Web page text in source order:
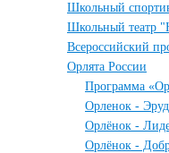
Школьный
Школьный театр
Всероссийский
Орлята России
Программа
Орленок -
Орлёнок -
Орлёнок -